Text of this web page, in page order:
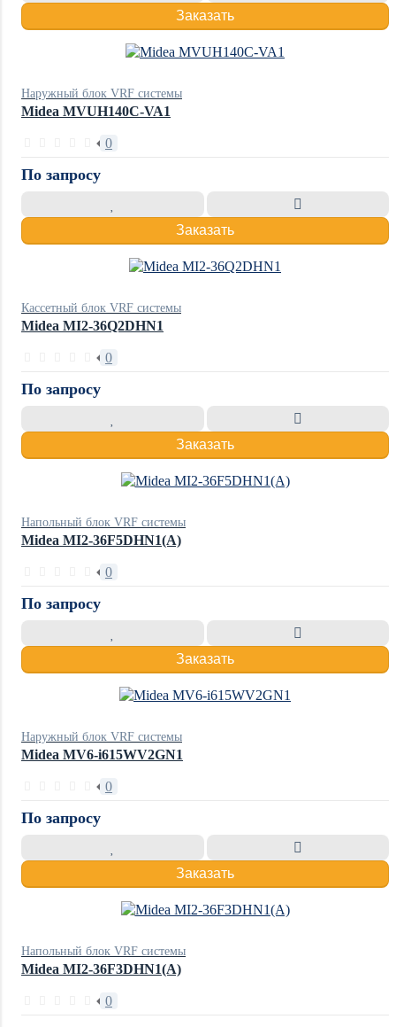
Заказать
Наружный блок VRF системы
Midea MVUH140C-VA1
0
По запросу
Заказать
Кассетный блок VRF системы
Midea MI2-36Q2DHN1
0
По запросу
Заказать
Напольный блок VRF системы
Midea MI2-36F5DHN1(A)
0
По запросу
Заказать
Наружный блок VRF системы
Midea MV6-i615WV2GN1
0
По запросу
Заказать
Напольный блок VRF системы
Midea MI2-36F3DHN1(A)
0